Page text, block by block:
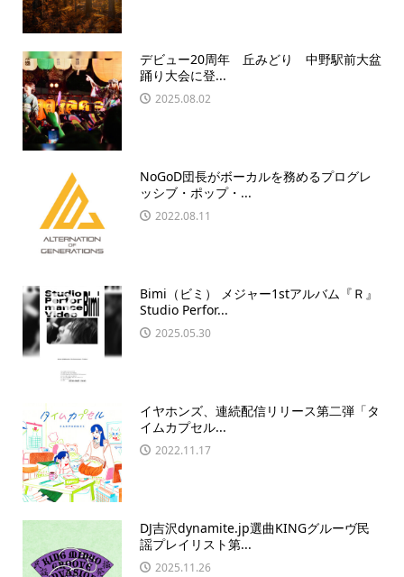
デビュー20周年 丘みどり 中野駅前大盆
踊り大会に登...
2025.08.02
NoGoD団長がボーカルを務めるプログレ
ッシブ・ポップ・...
2022.08.11
Bimi（ビミ） メジャー1stアルバム『Ｒ』
Studio Perfor...
2025.05.30
イヤホンズ、連続配信リリース第二弾「タ
イムカプセル...
2022.11.17
DJ吉沢dynamite.jp選曲KINGグルーヴ民
謡プレイリスト第...
2025.11.26